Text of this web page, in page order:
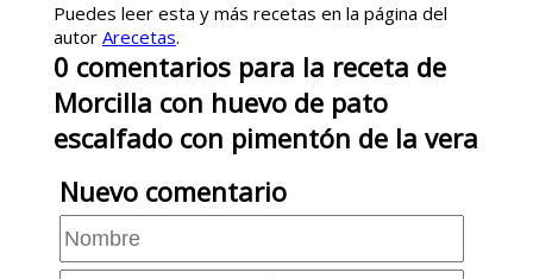
Puedes leer esta y más recetas en la página del
autor Arecetas.
0 comentariospara la receta de
Morcilla con huevo de pato
escalfado con pimentón de la vera
Nuevo comentario